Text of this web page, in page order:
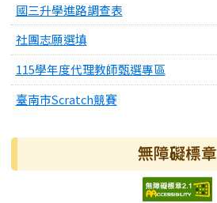
國三升學進路調查表
社團志願選填
115學年度代理教師甄選專區
臺南市Scratch競賽
無障礙標章